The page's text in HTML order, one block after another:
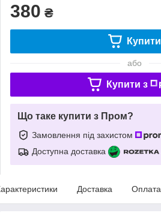
380 ₴
Купити
або
Купити з
Що таке купити з Пром?
Замовлення під захистом
Доступна доставка
Доставка Оплата